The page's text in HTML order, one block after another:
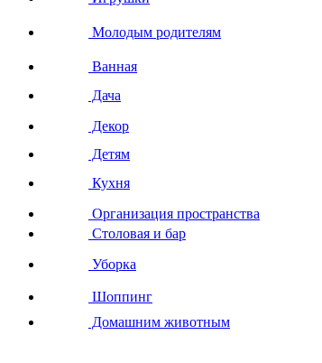
Молодым родителям
Ванная
Дача
Декор
Детям
Кухня
Организация пространства
Столовая и бар
Уборка
Шоппинг
Домашним животным